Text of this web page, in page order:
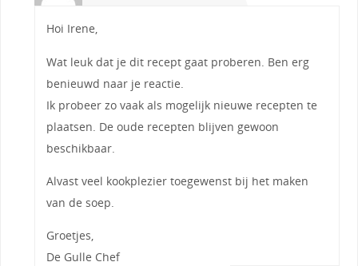
Hoi Irene,
Wat leuk dat je dit recept gaat proberen. Ben erg
benieuwd naar je reactie.
Ik probeer zo vaak als mogelijk nieuwe recepten te
plaatsen. De oude recepten blijven gewoon
beschikbaar.
Alvast veel kookplezier toegewenst bij het maken
van de soep.
Groetjes,
De Gulle Chef